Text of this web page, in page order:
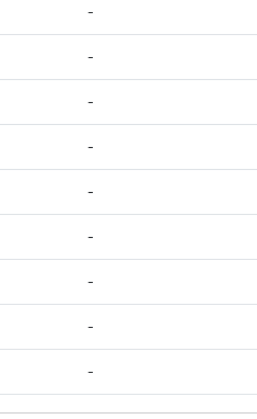
-
-
-
-
-
-
-
-
-